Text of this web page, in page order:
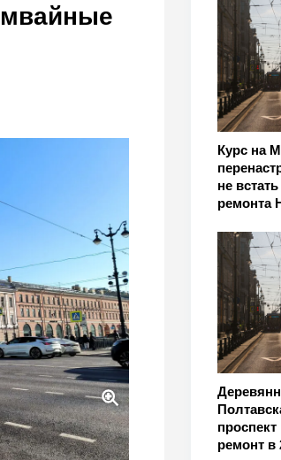
Курс на
не
ремонта
ремонт в
переложат